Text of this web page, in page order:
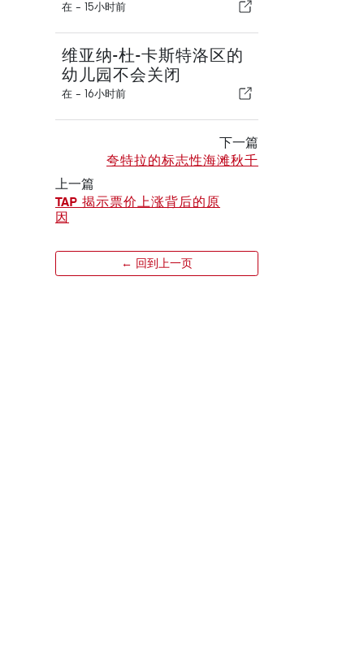
在 - 15小时前
维亚纳-杜-卡斯特洛区的
幼儿园不会关闭
在 - 16小时前
下一篇
夸特拉的标志性海滩秋千
上一篇
TAP 揭示票价上涨背后的原
因
← 回到上一页